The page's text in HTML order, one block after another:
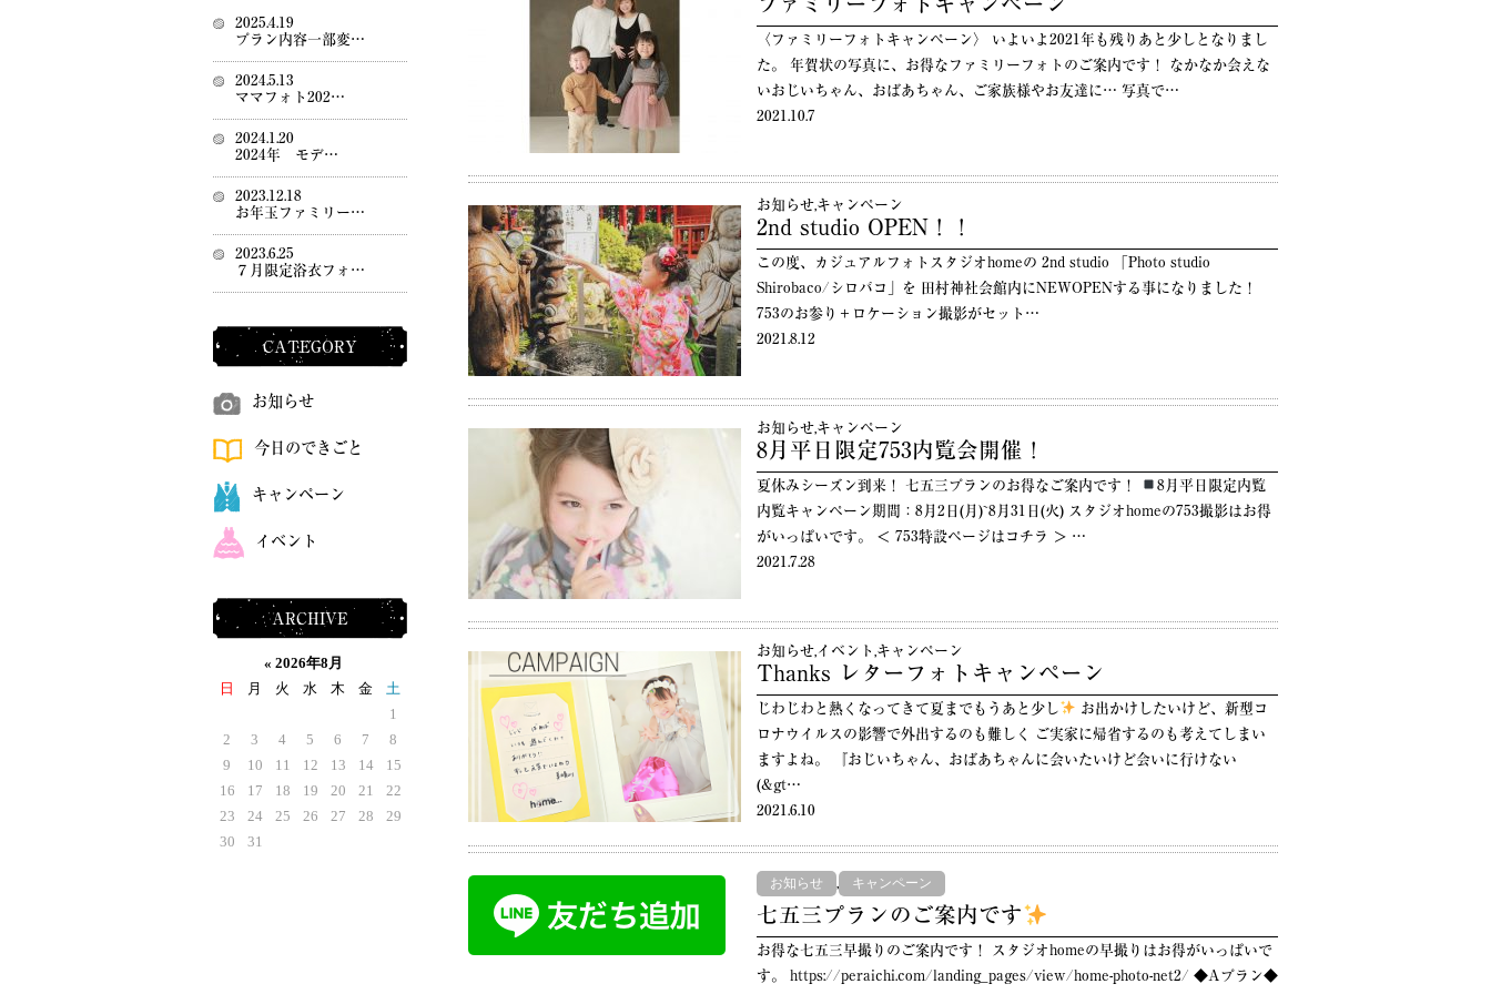
〈ファミリーフォトキャンペーン〉 いよいよ2021年も残りあと少しとなりまし
た。 年賀状の写真に、お得なファミリーフォトのご案内です！ なかなか会えな
いおじいちゃん、おばあちゃん、ご家族様やお友達に… 写真で…
2021.10.7
お知らせ キャンペーン
2nd studio OPEN！！
この度、カジュアルフォトスタジオhomeの 2nd studio 「Photo studio
Shirobaco/シロバコ」を 田村神社会館内にNEWOPENする事になりました！
753のお参り＋ロケーション撮影がセット…
2021.8.12
お知らせ キャンペーン
8月平日限定753内覧会開催！
夏休みシーズン到来！ 七五三プランのお得なご案内です！
8月平日限定内覧
内覧キャンペーン期間：8月2日(月)~8月31日(火) スタジオhomeの753撮影はお得
がいっぱいです。 ＜ 753特設ページはコチラ ＞ …
2021.7.28
お知らせ イベント キャンペーン
Thanks レターフォトキャンペーン
じわじわと熱くなってきて夏までもうあと少し
お出かけしたいけど、新型コ
ロナウイルスの影響で外出するのも難しく ご実家に帰省するのも考えてしまい
ますよね。 『おじいちゃん、おばあちゃんに会いたいけど会いに行けない
(&gt…
2021.6.10
お知らせ キャンペーン
七五三プランのご案内です
お得な七五三早撮りのご案内です！ スタジオhomeの早撮りはお得がいっぱいで
す。 https://peraichi.com/landing_pages/view/home-photo-net2/ ◆Aプラン◆
2025.4.19
プラン内容一部変…
2024.5.13
ママフォト202…
2024.1.20
2024年 モデ…
2023.12.18
お年玉ファミリー…
2023.6.25
７月限定浴衣フォ…
CATEGORY
お知らせ
今日のできごと
キャンペーン
イベント
ARCHIVE
« 2026年8月
日
月 火 水 木 金
土
1
2
3 4 5 6 7
8
9
10 11 12 13 14
15
16
17 18 19 20 21
22
23
24 25 26 27 28
29
30
31